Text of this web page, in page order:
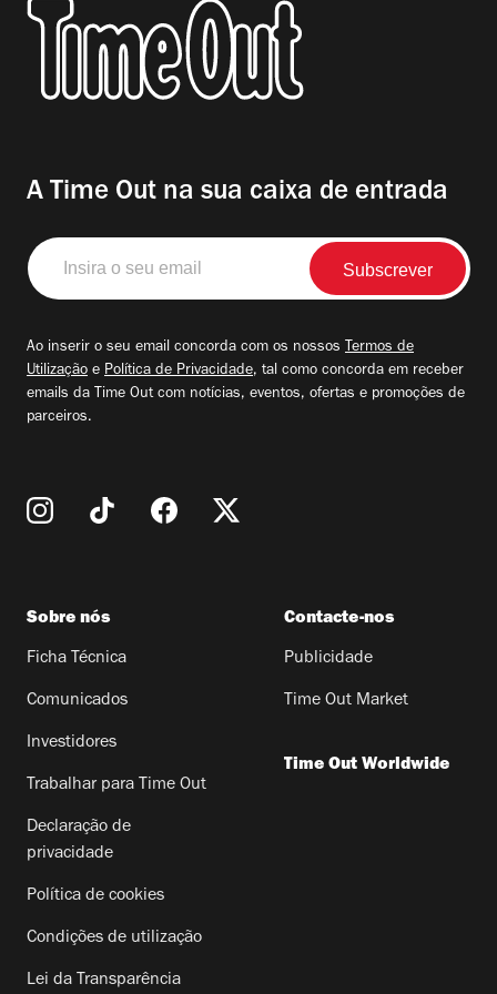
A Time Out na sua caixa de entrada
Insira
o
seu
Ao inserir o seu email concorda com os nossos Termos de
Utilização e Política de Privacidade, tal como concorda em receber
emails da Time Out com notícias, eventos, ofertas e promoções de
parceiros.
Sobre nós
Ficha Técnica
Comunicados
Investidores
Trabalhar para Time Out
Declaração de
privacidade
Política de cookies
Condições de utilização
Lei da Transparência
Contacte-nos
Publicidade
Time Out Market
Time Out Worldwide